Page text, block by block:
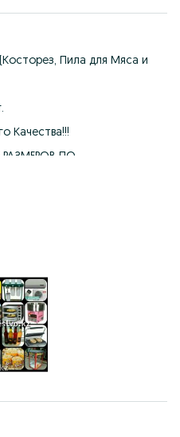
Пила для Мяса и
Качества!!!
РАЗМЕРОВ ПО
Столовых,
Лаваша и.т.д
Котлет и.т.д
Ваты